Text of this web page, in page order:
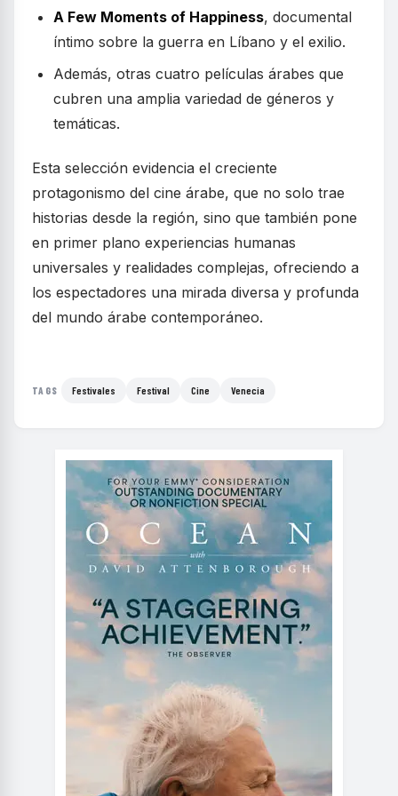
A Few Moments of Happiness, documental
íntimo sobre la guerra en Líbano y el exilio.
Además, otras cuatro películas árabes que
cubren una amplia variedad de géneros y
temáticas.
Esta selección evidencia el creciente
protagonismo del cine árabe, que no solo trae
historias desde la región, sino que también pone
en primer plano experiencias humanas
universales y realidades complejas, ofreciendo a
los espectadores una mirada diversa y profunda
del mundo árabe contemporáneo.
TAGS Festivales Festival Cine Venecia